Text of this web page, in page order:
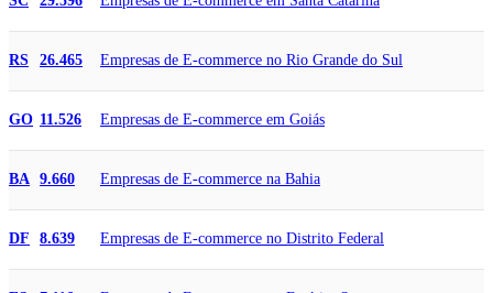
RS 26.465 Empresas de E-commerce no Rio Grande do Sul
GO 11.526 Empresas de E-commerce em Goiás
BA 9.660 Empresas de E-commerce na Bahia
DF 8.639 Empresas de E-commerce no Distrito Federal